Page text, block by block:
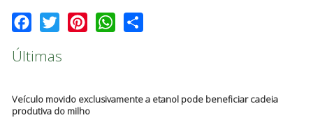
Últimas
Veículo movido exclusivamente a etanol pode beneficiar cadeia
produtiva do milho
Facebook
Twitter PinterestWhatsApp